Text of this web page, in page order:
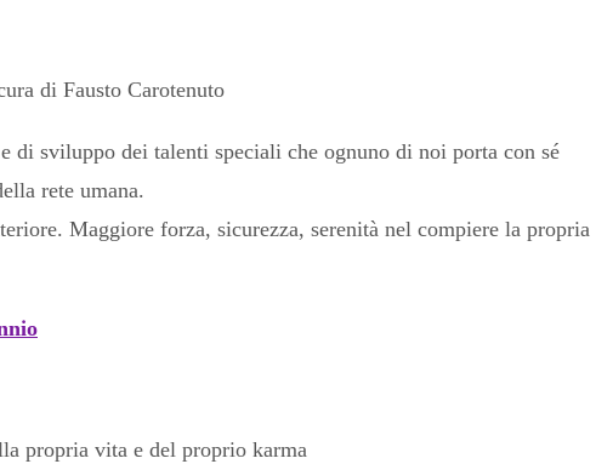
di Fausto Carotenuto
di sviluppo dei talenti speciali che ognuno di noi porta con sé
rete umana.
Maggiore forza, sicurezza, serenità nel compiere la propria
propria vita e del proprio karma